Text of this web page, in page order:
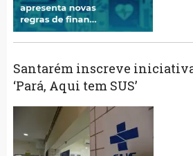
Santarém inscreve
‘Pará, Aqui tem SUS’